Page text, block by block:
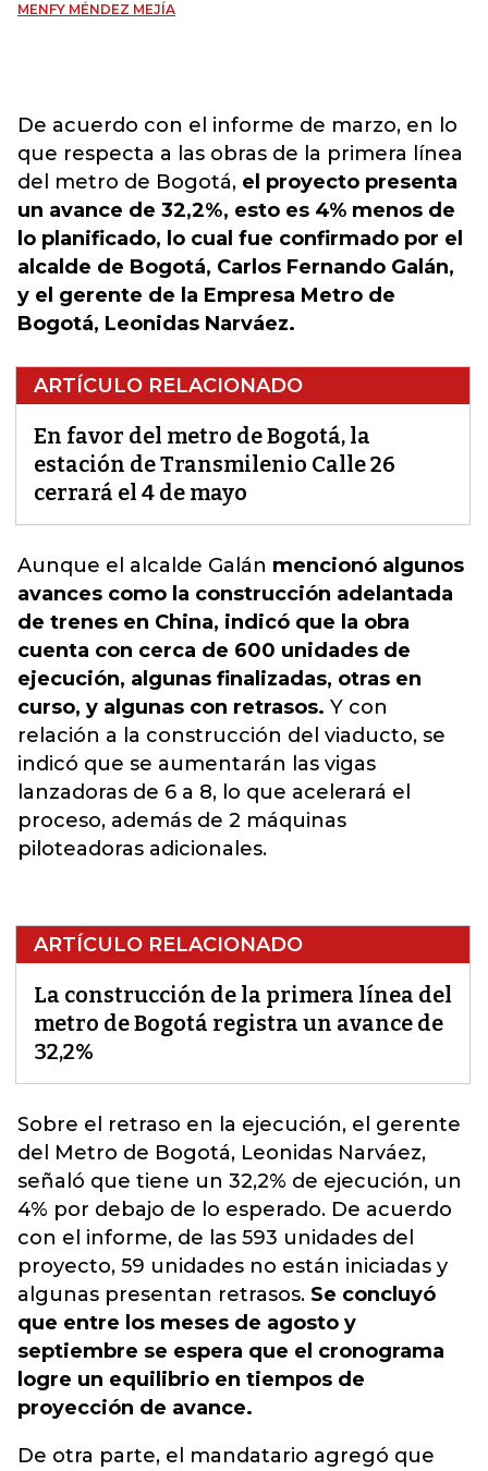
MENFY MÉNDEZ MEJÍA
De acuerdo con el informe de marzo, en lo
que respecta a las obras de la primera línea
del metro de Bogotá, el proyecto presenta
un avance de 32,2%, esto es 4% menos de
lo planificado, lo cual fue confirmado por el
alcalde de Bogotá, Carlos Fernando Galán,
y el gerente de la Empresa Metro de
Bogotá, Leonidas Narváez.
ARTÍCULO RELACIONADO
En favor del metro de Bogotá, la
estación de Transmilenio Calle 26
cerrará el 4 de mayo
Aunque el alcalde Galán mencionó algunos
avances como la construcción adelantada
de trenes en China, indicó que la obra
cuenta con cerca de 600 unidades de
ejecución, algunas finalizadas, otras en
curso, y algunas con retrasos. Y con
relación a la construcción del viaducto, se
indicó que se aumentarán las vigas
lanzadoras de 6 a 8, lo que acelerará el
proceso, además de 2 máquinas
piloteadoras adicionales.
ARTÍCULO RELACIONADO
La construcción de la primera línea del
metro de Bogotá registra un avance de
32,2%
Sobre el retraso en la ejecución, el gerente
del Metro de Bogotá, Leonidas Narváez,
señaló que tiene un 32,2% de ejecución, un
4% por debajo de lo esperado. De acuerdo
con el informe, de las 593 unidades del
proyecto, 59 unidades no están iniciadas y
algunas presentan retrasos. Se concluyó
que entre los meses de agosto y
septiembre se espera que el cronograma
logre un equilibrio en tiempos de
proyección de avance.
De otra parte, el mandatario agregó que